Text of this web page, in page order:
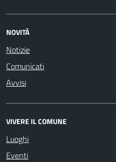
NOVITÀ
Notizie
Comunicati
Avvisi
VIVERE IL COMUNE
Luoghi
Eventi